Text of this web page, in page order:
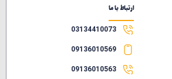
ارتباط با ما
03134410073
09136010569
09136010563